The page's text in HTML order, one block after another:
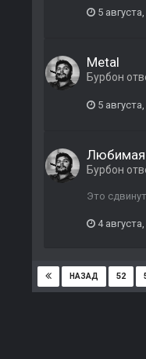
5
Metal
Бурбон
5
Любимая
Бурбон
Это
4
НАЗАД 52